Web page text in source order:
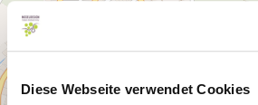
Diese Webseite verwendet Cookies